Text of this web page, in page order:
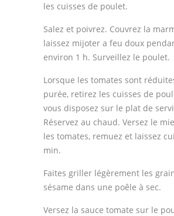
les cuisses de poulet.
Salez et poivrez. Couvrez la
laissez mijoter a feu doux
environ 1 h. Surveillez le poulet.
Lorsque les tomates sont
purée, retirez les cuisses de
vous disposez sur le plat de
Réservez au chaud. Versez le
les tomates, remuez et laissez
min.
Faites griller légèrement les
sésame dans une poêle à sec.
Versez la sauce tomate sur le